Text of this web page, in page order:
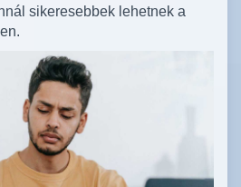
sikeresebbek lehetnek a